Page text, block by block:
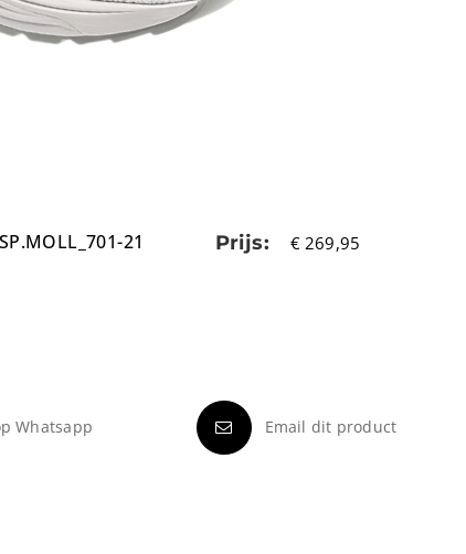
21 Prijs: €269,95
Whatsapp Email dit product